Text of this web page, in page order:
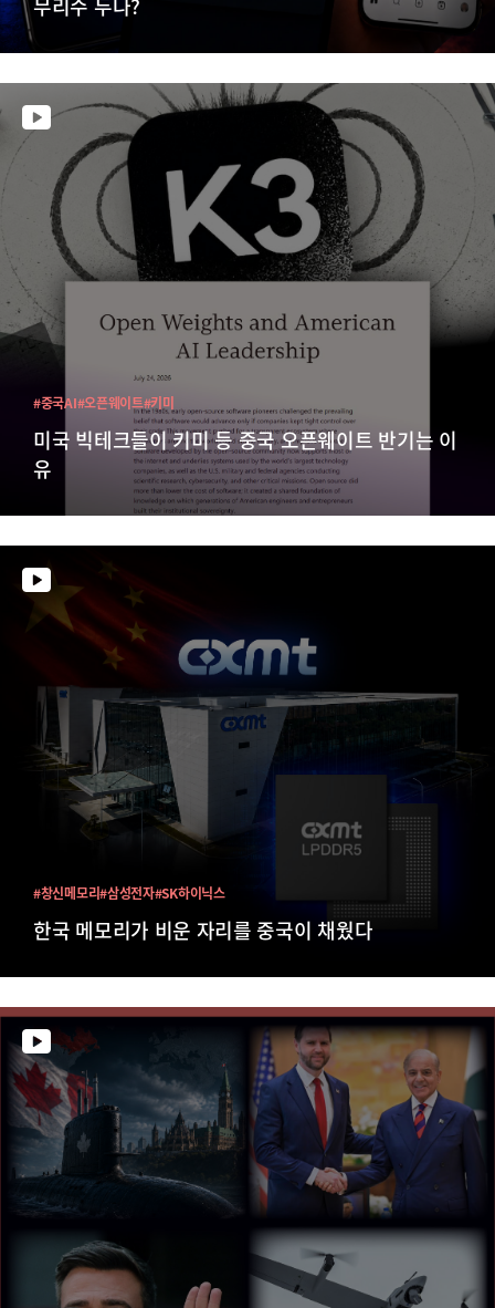
미국 빅테크들이 키미 등 중국 오픈웨이트 반기는 이
유
#중국AI#오픈웨이트#키미
한국 메모리가 비운 자리를 중국이 채웠다
#창신메모리#삼성전자#SK하이닉스